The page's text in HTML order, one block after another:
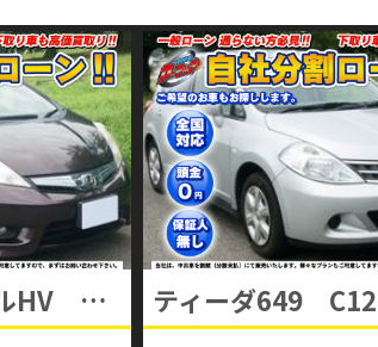
フィットシャトルHV C129 ティーダ649